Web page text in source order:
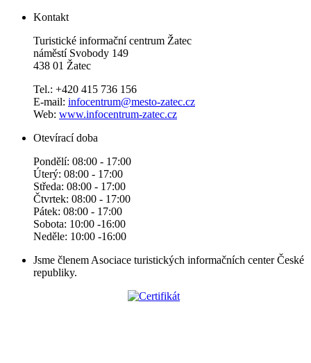
Kontakt
Turistické informační centrum Žatec
náměstí Svobody 149
438 01 Žatec
Tel.: +420 415 736 156
E-mail: infocentrum@mesto-zatec.cz
Web: www.infocentrum-zatec.cz
Otevírací doba
Pondělí: 08:00 - 17:00
Úterý: 08:00 - 17:00
Středa: 08:00 - 17:00
Čtvrtek: 08:00 - 17:00
Pátek: 08:00 - 17:00
Sobota: 10:00 -16:00
Neděle: 10:00 -16:00
Jsme členem Asociace turistických informačních center České
republiky.